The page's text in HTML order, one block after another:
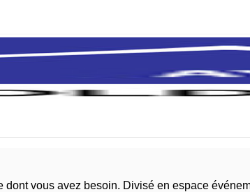
vous avez besoin. Divisé en espace